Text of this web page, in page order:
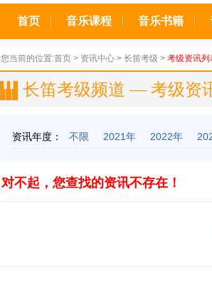
首页 音乐课程 音乐书籍
您当前的位置:首页 > 资讯中心 > 长笛考级 > 考级资讯列
长笛考级频道 — 考级资
资讯年度： 不限 2021年 2022年
对不起，您查找的资讯不存在！